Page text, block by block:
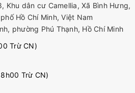
Khu dân cư Camellia, Xã Bình Hưng,
Hồ Chí Minh, Việt Nam
phường Phú Thạnh, Hồ Chí Minh
Trừ CN)
Trừ CN)